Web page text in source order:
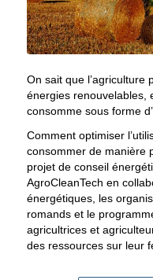
On sait que l’agriculture
énergies renouvelables,
consomme sous forme
Comment optimiser
consommer de manière
projet de conseil
AgroCleanTech en
énergétiques, les
romands et le
agricultrices et
des ressources sur leur